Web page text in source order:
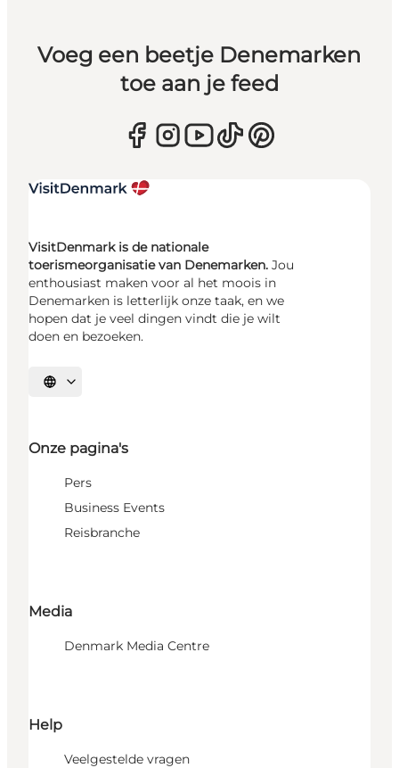
Voeg een beetje Denemarken
toe aan je feed
VisitDenmark is de nationale
toerismeorganisatie van Denemarken. Jou
enthousiast maken voor al het moois in
Denemarken is letterlijk onze taak, en we
hopen dat je veel dingen vindt die je wilt
doen en bezoeken.
Selecteer taal
Onze pagina's
Pers
Business Events
Reisbranche
Media
Denmark Media Centre
Help
Veelgestelde vragen